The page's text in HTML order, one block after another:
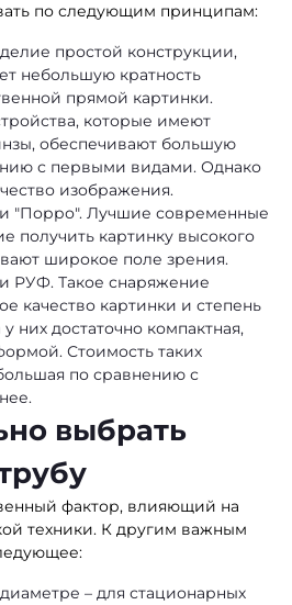
по следующим принципам:
простой конструкции,
небольшую кратность
прямой картинки.
которые имеют
обеспечивают большую
с первыми видами. Однако
изображения.
"Порро". Лучшие современные
получить картинку высокого
широкое поле зрения.
РУФ. Такое снаряжение
качество картинки и степень
них достаточно компактная,
Стоимость таких
по сравнению с
выбрать
фактор, влияющий на
техники. К другим важным
– для стационарных